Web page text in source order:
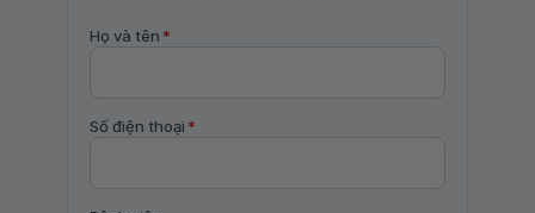
Họ và tên *
Số điện thoại *